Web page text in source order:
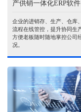
产供销一体化ERP软件
企业的进销存、生产、仓库
流程在线管控，提升协同生
方便老板随时随地掌控公司
况。